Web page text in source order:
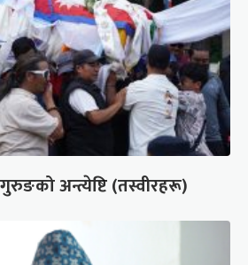
गुरुङको अन्त्येष्टि (तस्वीरहरू)